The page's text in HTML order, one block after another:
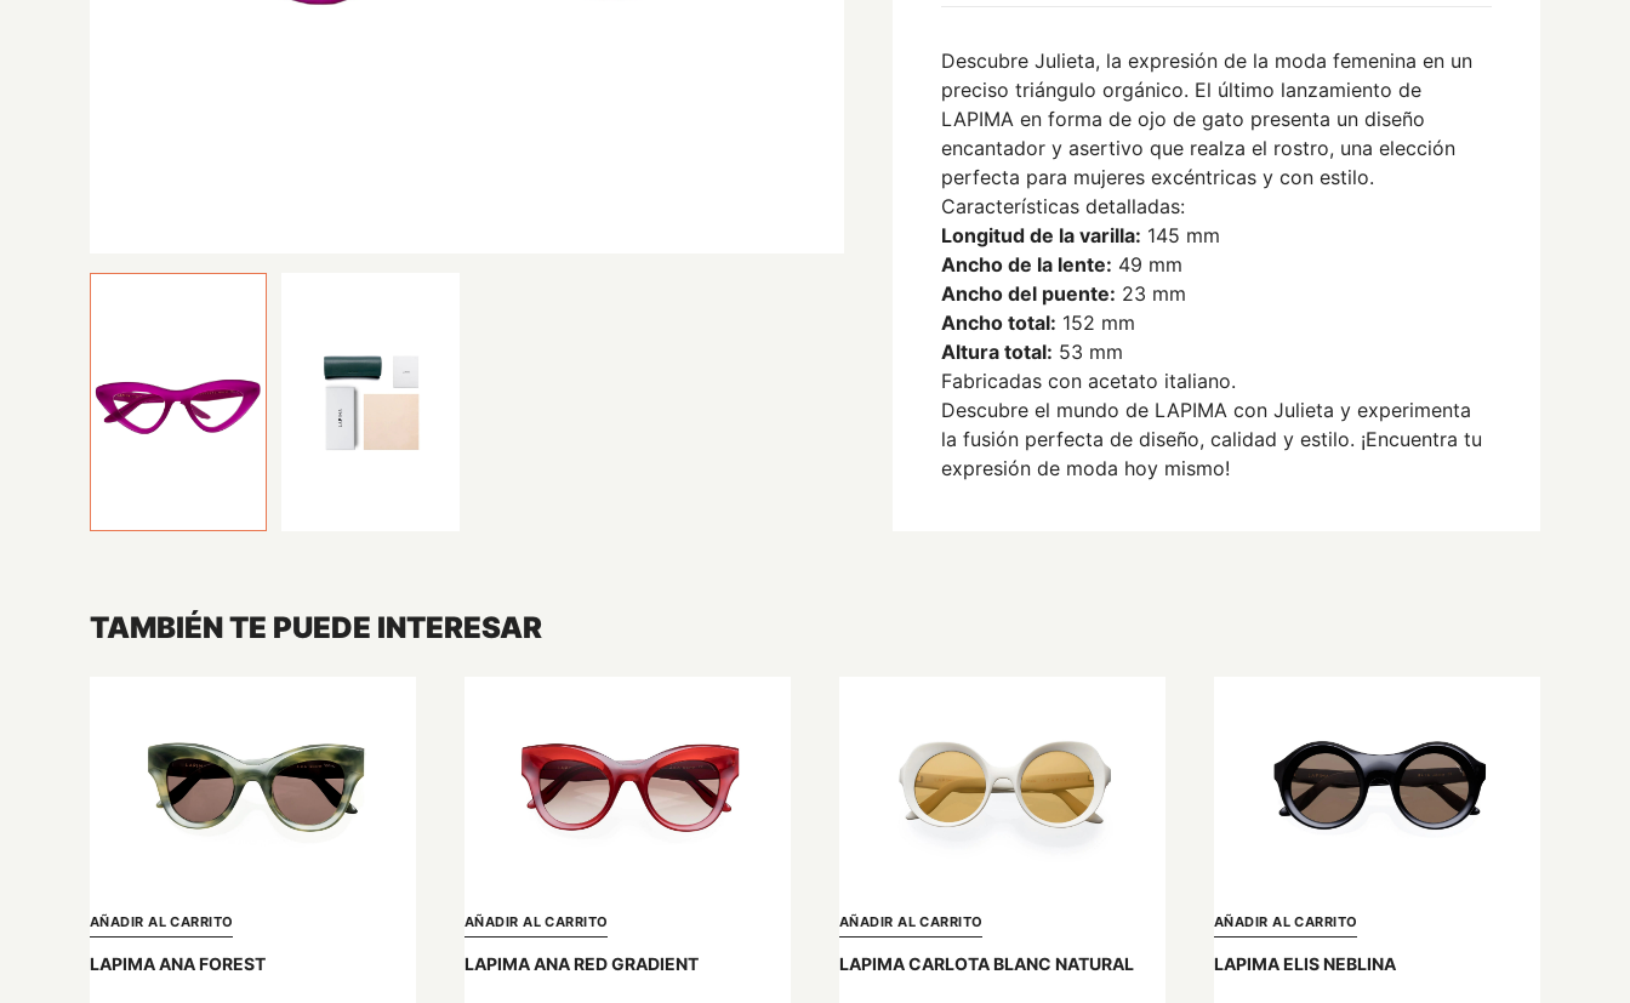
Descubre Julieta, la expresión de la moda femenina en un
preciso triángulo orgánico. El último lanzamiento de
LAPIMA en forma de ojo de gato presenta un diseño
encantador y asertivo que realza el rostro, una elección
perfecta para mujeres excéntricas y con estilo.
Características detalladas:
Longitud de la varilla: 145 mm
Ancho de la lente: 49 mm
Ancho del puente: 23 mm
Ancho total: 152 mm
Altura total: 53 mm
Fabricadas con acetato italiano.
Descubre el mundo de LAPIMA con Julieta y experimenta
la fusión perfecta de diseño, calidad y estilo. ¡Encuentra tu
expresión de moda hoy mismo!
TAMBIÉN TE PUEDE INTERESAR
AÑADIR AL CARRITO
LAPIMA ANA FOREST
AÑADIR AL CARRITO
LAPIMA ANA RED GRADIENT
AÑADIR AL CARRITO
LAPIMA CARLOTA BLANC NATURAL
AÑADIR AL CARRITO
LAPIMA ELIS NEBLINA